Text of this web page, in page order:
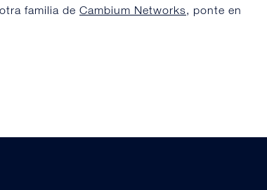
familia de Cambium Networks, ponte en